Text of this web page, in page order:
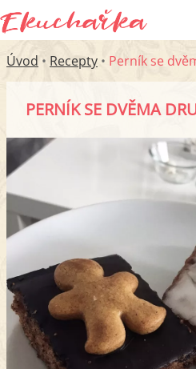
Úvod • Recepty • Perník se
PERNÍK SE DVĚMA